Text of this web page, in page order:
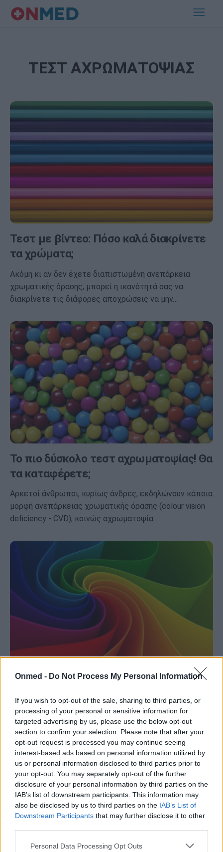
Onmed - Do Not Process My Personal Information
If you wish to opt-out of the sale, sharing to third parties, or
processing of your personal or sensitive information for
targeted advertising by us, please use the below opt-out
section to confirm your selection. Please note that after your
opt-out request is processed you may continue seeing
interest-based ads based on personal information utilized by
us or personal information disclosed to third parties prior to
your opt-out. You may separately opt-out of the further
disclosure of your personal information by third parties on the
IAB’s list of downstream participants. This information may
also be disclosed by us to third parties on the IAB’s List of
Downstream Participants that may further disclose it to other
Personal Data Processing Opt Outs
ΤΕΣΤ ΑΧΡΩΜΑΤΟΨΙΑΣ
Τεστ με βίντεο: Πόσο καλά διακρίνετε
τα χρώματα;
Ακόμη κι αν δεν έχετε διαπιστωμένη ανεπάρκεια
χρωματικής όρασης, μπορεί η ικανότητά σας να
διακρίνετε τις διάφορες αποχρώσεις να μην…
Το πιο δύσκολο τεστ αχρωματοψίας! Θα
τα καταφέρετε;
Αρκετοί άνθρωποι, κυρίως άνδρες, εκδηλώνουν κάποια
μορφή ανεπάρκειας χρωματικής όρασης (colour vision
deficiency - CVD), κοινώς αχρωματοψία.
Τεστ αχρωματοψίας με βίντεο
Ποσοστό 5-10% των ανδρών εκδηλώνει κάποια μορφή
ανεπάρκειας χρωματικής όρασης (CVD), αυτό που με
απλά λόγια ονομάζουμε αχρωματοψία. Η
αχρωματοψία…